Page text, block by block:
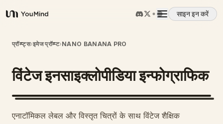
YouMind
साइन इन करें
अवलोकन
उपयोग के मामले
प्रॉम्प्ट्स›इमेज प्रॉम्प्ट›NANO BANANA PRO
विंटेज इनसाइक्लोपीडिया इन्फोग्राफिक
एनाटॉमिकल लेबल और विस्तृत चित्रों के साथ विंटेज शैक्षिक